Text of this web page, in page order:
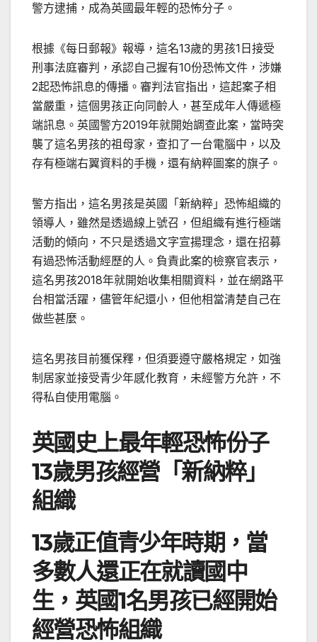
警方逮捕，成為英國最年輕的恐怖分子。
根據《每日郵報》報導，這名13歲的男孩1日接受
刑事法庭審判，承認自己握有10份恐怖文件，涉嫌
2起恐怖訊息的傳播。審判法官指出，這起案子相
當嚴重，這個男孩正向同齡人，甚至成年人傳遞極
端訊息。英國警方2019年就開始調查此案，當時突
襲了這名男孩的祖母家，查扣了一台電腦中，以及
存有極端右翼資料的手機，還有納粹圖案的旗子。
警方指出，這名男孩是英國「新納粹」恐怖組織的
領導人，雖然是透過線上號召，但組織有進行極端
活動的傾向，不只是透過文字宣揚理念，還在招募
有過恐怖活動經歷的人。負責此案的檢察官表示，
這名男孩2018年就開始收集相關資料，並在網路平
台相當活躍，儘管年紀還小，但他相當清楚自己在
做些甚麼。
這名男孩目前獲保釋，但須要遵守嚴格規定，如強
制居家並接受青少年感化教育，未經警方允許，不
得私自使用電腦。
英國史上最年輕恐怖份子
13歲男孩經營「新納粹」
組織
13歲正值青少年時期，當
多數人還正在就讀國中
生，英國1名男孩已經開始
經營恐怖組織